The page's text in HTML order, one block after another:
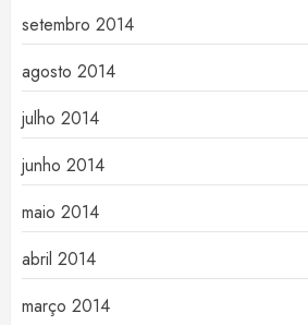
setembro 2014
agosto 2014
julho 2014
junho 2014
maio 2014
abril 2014
março 2014